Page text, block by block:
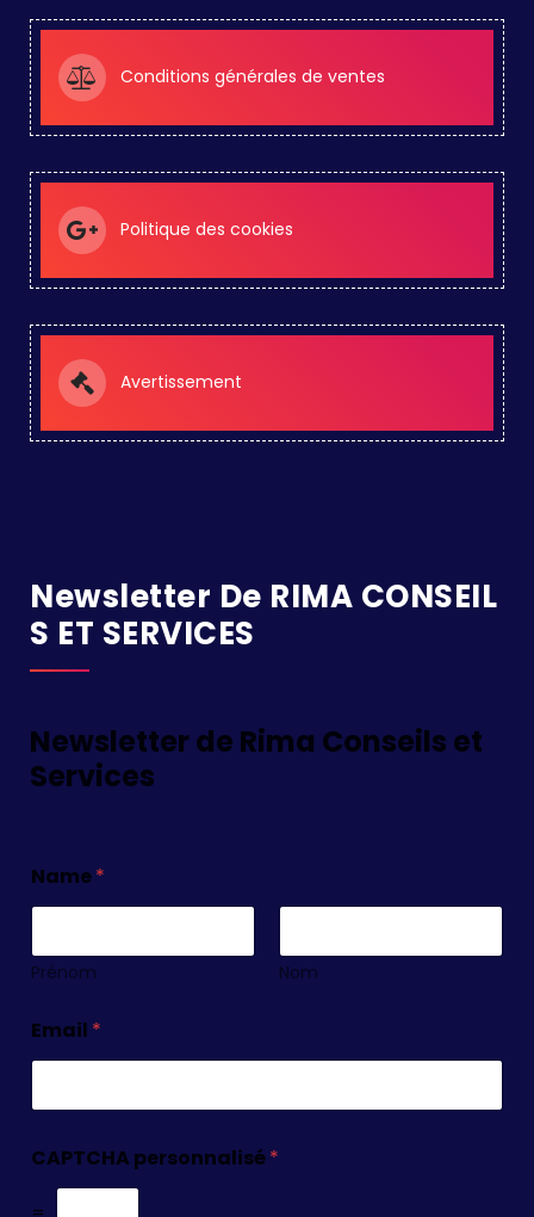
Conditions générales de ventes
Politique des cookies
Avertissement
Newsletter De RIMA CONSEIL
S ET SERVICES
Newsletter de Rima Conseils et
Services
Name*
Prénom Nom
Email *
CAPTCHA personnalisé*